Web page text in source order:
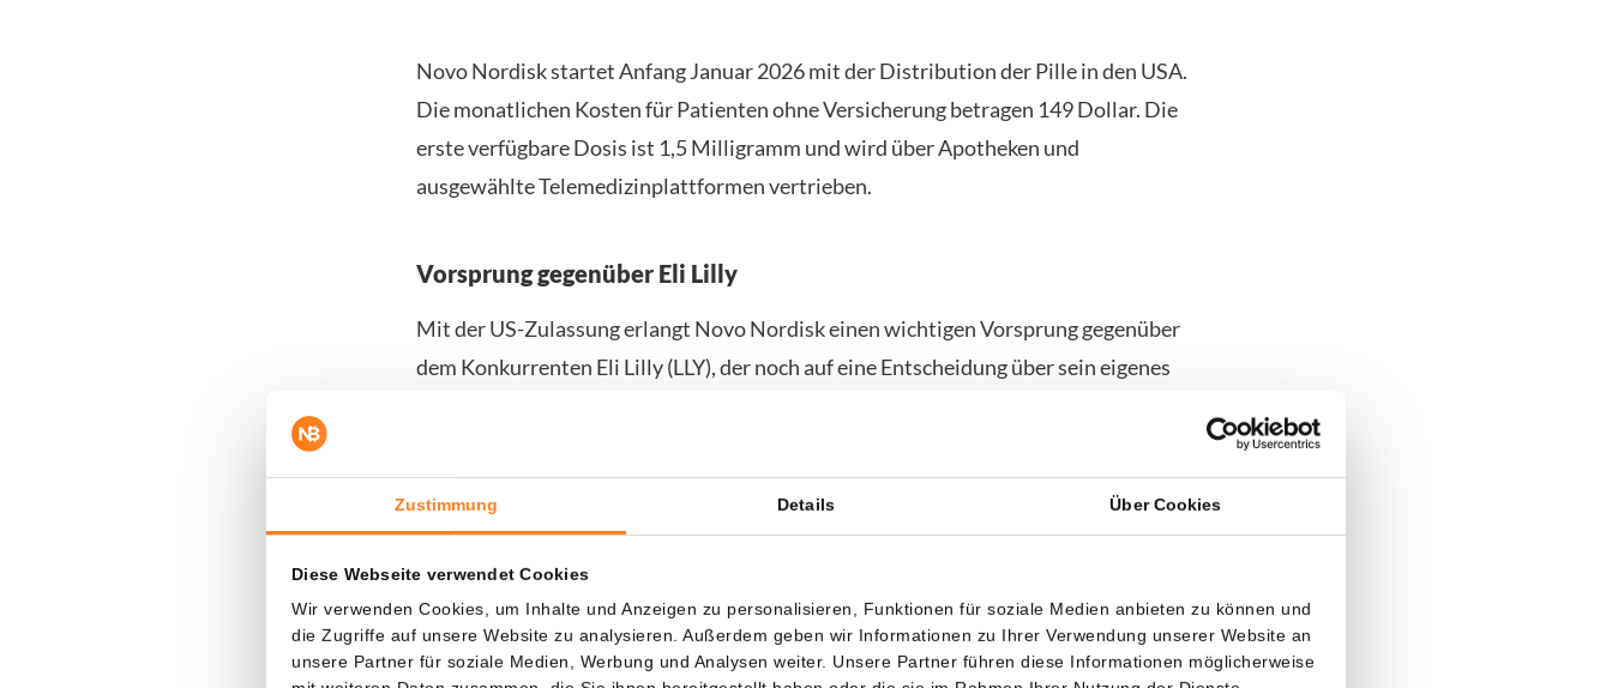
Zustimmung Details Über Cookies
Diese Webseite verwendet Cookies
Wir verwenden Cookies, um Inhalte und Anzeigen zu personalisieren, Funktionen für soziale Medien anbieten zu können und
die Zugriffe auf unsere Website zu analysieren. Außerdem geben wir Informationen zu Ihrer Verwendung unserer Website an
unsere Partner für soziale Medien, Werbung und Analysen weiter. Unsere Partner führen diese Informationen möglicherweise
Novo Nordisk startet Anfang Januar 2026 mit der Distribution der Pille in den USA.
Die monatlichen Kosten für Patienten ohne Versicherung betragen 149 Dollar. Die
erste verfügbare Dosis ist 1,5 Milligramm und wird über Apotheken und
ausgewählte Telemedizinplattformen vertrieben.
Vorsprung gegenüber Eli Lilly
Mit der US-Zulassung erlangt Novo Nordisk einen wichtigen Vorsprung gegenüber
dem Konkurrenten Eli Lilly (LLY), der noch auf eine Entscheidung über sein eigenes
Darüber hinaus reagiert das Unternehmen geschickt auf den politischen Druck,
Medikamente erschwinglicher zu machen. Durch den relativ niedrigen Preis könnte
Novo möglicherweise auch Marktanteile unter nicht versicherten Personen
gewinnen, einer in den USA großen Gruppe.